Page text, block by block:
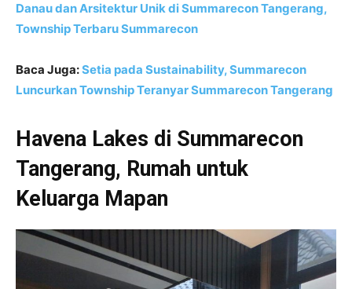
Danau dan Arsitektur Unik di Summarecon Tangerang,
Township Terbaru Summarecon
Baca Juga:Setia pada Sustainability, Summarecon
Luncurkan Township Teranyar Summarecon Tangerang
Havena Lakes di Summarecon
Tangerang, Rumah untuk
Keluarga Mapan